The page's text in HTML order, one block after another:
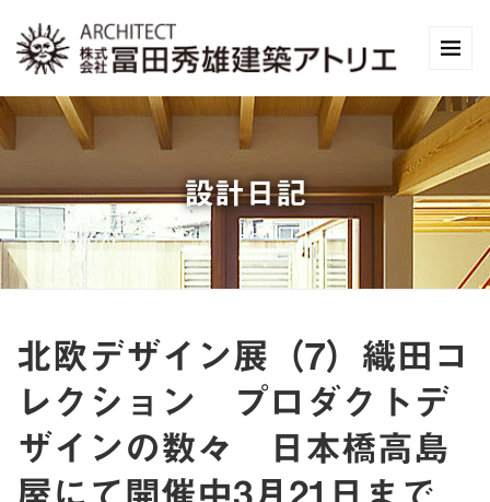
設計日記
北欧デザイン展（7）織田コ
レクション プロダクトデ
ザインの数々 日本橋高島
屋にて開催中3月21日まで